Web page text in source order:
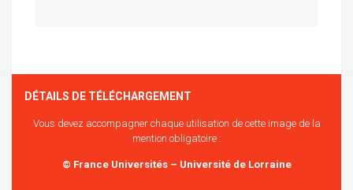
DÉTAILS DE TÉLÉCHARGEMENT
Vous devez accompagner chaque utilisation de cette image de la
mention obligatoire :
© France Universités – Université de Lorraine